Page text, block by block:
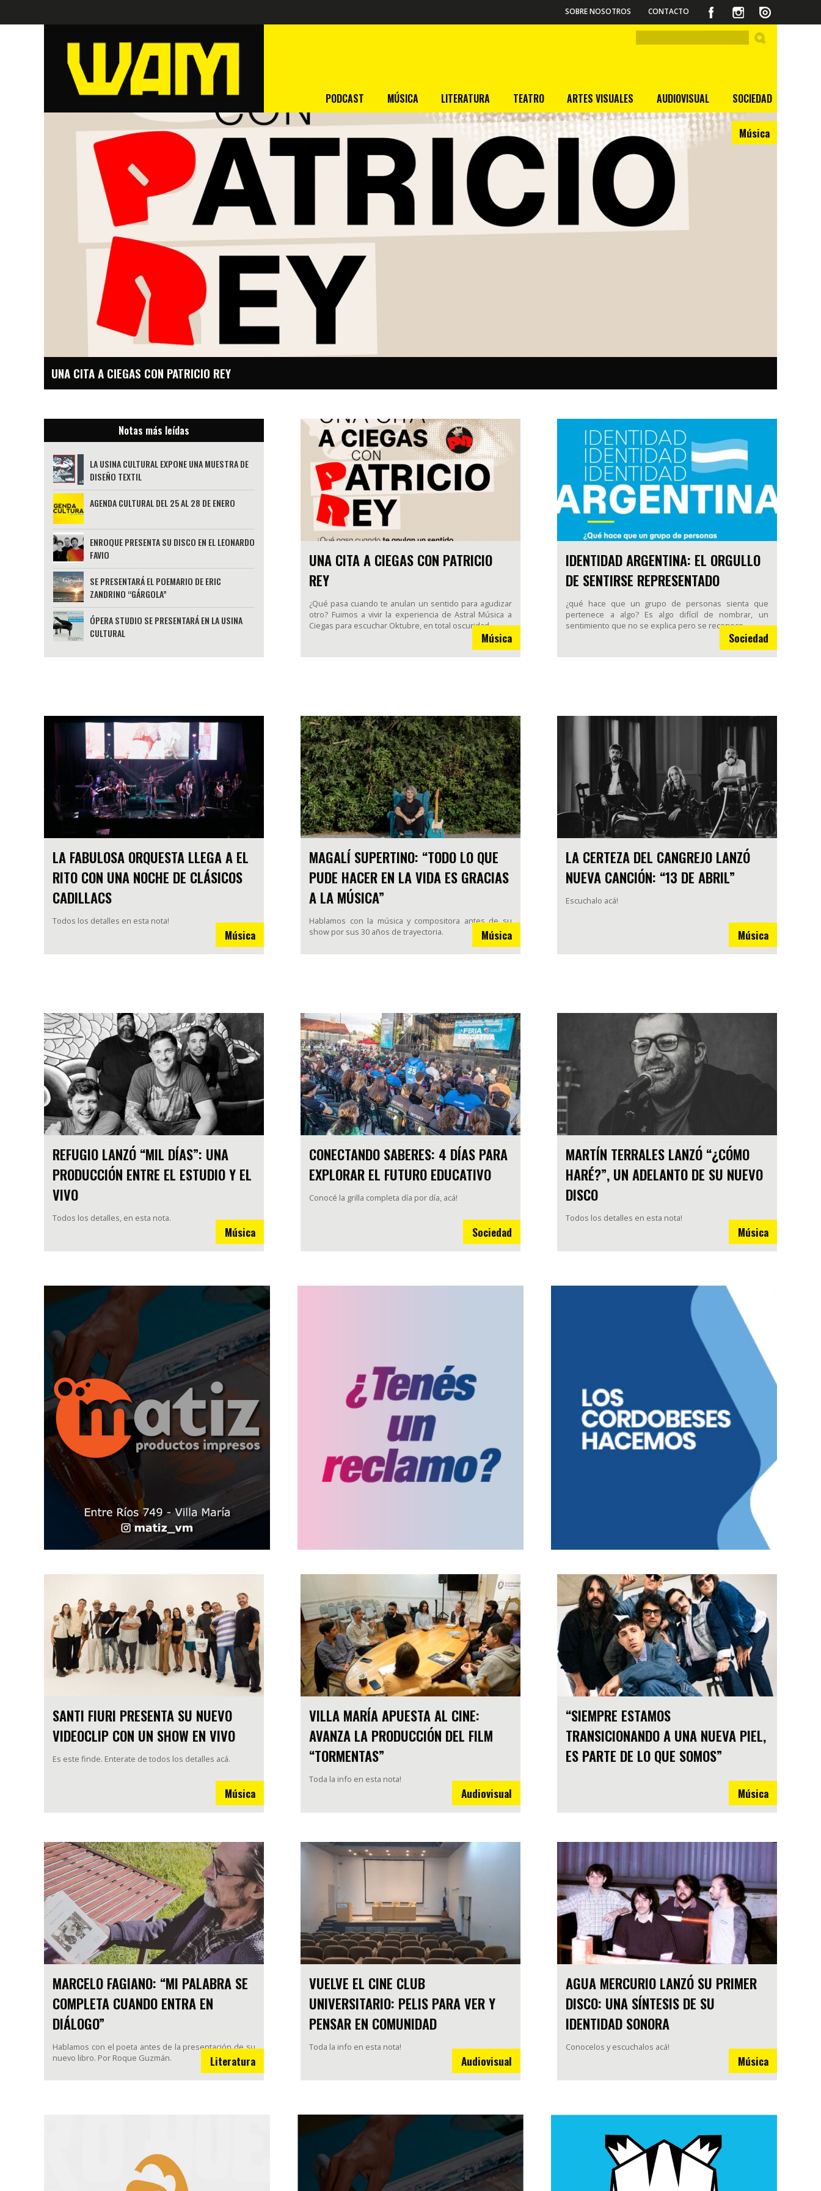
SOBRE NOSOTROS CONTACTO
PODCAST MÚSICA LITERATURA TEATRO ARTES VISUALES AUDIOVISUAL SOCIEDAD
Música
UNA CITA A CIEGAS CON PATRICIO REY
Notas más leídas
LA USINA CULTURAL EXPONE UNA MUESTRA DE
DISEÑO TEXTIL
AGENDA CULTURAL DEL 25 AL 28 DE ENERO
ENROQUE PRESENTA SU DISCO EN EL LEONARDO
FAVIO
SE PRESENTARÁ EL POEMARIO DE ERIC
ZANDRINO “GÁRGOLA”
ÓPERA STUDIO SE PRESENTARÁ EN LA USINA
CULTURAL
UNA CITA A CIEGAS CON PATRICIO
REY
¿Qué pasa cuando te anulan un sentido para agudizar
otro? Fuimos a vivir la experiencia de Astral Música a
Ciegas para escuchar Oktubre, en total oscuridad.
Música
IDENTIDAD ARGENTINA: EL ORGULLO
DE SENTIRSE REPRESENTADO
¿qué hace que un grupo de personas sienta que
pertenece a algo? Es algo difícil de nombrar, un
sentimiento que no se explica pero se reconoce.
Sociedad
LA FABULOSA ORQUESTA LLEGA A EL
RITO CON UNA NOCHE DE CLÁSICOS
CADILLACS
Todos los detalles en esta nota!
Música
MAGALÍ SUPERTINO: “TODO LO QUE
PUDE HACER EN LA VIDA ES GRACIAS
A LA MÚSICA”
Hablamos con la música y compositora antes de su
show por sus 30 años de trayectoria.
Música
LA CERTEZA DEL CANGREJO LANZÓ
NUEVA CANCIÓN: “13 DE ABRIL”
Escuchalo acá!
Música
REFUGIO LANZÓ “MIL DÍAS”: UNA
PRODUCCIÓN ENTRE EL ESTUDIO Y EL
VIVO
Todos los detalles, en esta nota.
Música
CONECTANDO SABERES: 4 DÍAS PARA
EXPLORAR EL FUTURO EDUCATIVO
Conocé la grilla completa día por día, acá!
Sociedad
MARTÍN TERRALES LANZÓ “¿CÓMO
HARÉ?”, UN ADELANTO DE SU NUEVO
DISCO
Todos los detalles en esta nota!
Música
SANTI FIURI PRESENTA SU NUEVO
VIDEOCLIP CON UN SHOW EN VIVO
Es este finde. Enterate de todos los detalles acá.
Música
VILLA MARÍA APUESTA AL CINE:
AVANZA LA PRODUCCIÓN DEL FILM
“TORMENTAS”
Toda la info en esta nota!
Audiovisual
“SIEMPRE ESTAMOS
TRANSICIONANDO A UNA NUEVA PIEL,
ES PARTE DE LO QUE SOMOS”
Música
MARCELO FAGIANO: “MI PALABRA SE
COMPLETA CUANDO ENTRA EN
DIÁLOGO”
Hablamos con el poeta antes de la presentación de su
nuevo libro. Por Roque Guzmán.
Literatura
VUELVE EL CINE CLUB
UNIVERSITARIO: PELIS PARA VER Y
PENSAR EN COMUNIDAD
Toda la info en esta nota!
Audiovisual
AGUA MERCURIO LANZÓ SU PRIMER
DISCO: UNA SÍNTESIS DE SU
IDENTIDAD SONORA
Conocelos y escuchalos acá!
Música